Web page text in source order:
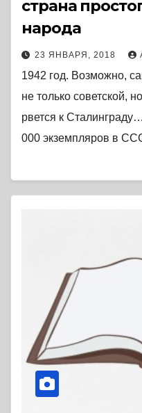
страна
народа
23 ЯНВАРЯ, 2018
1942 год. Возможно,
не только советской,
рвется к
000 экземпляров в